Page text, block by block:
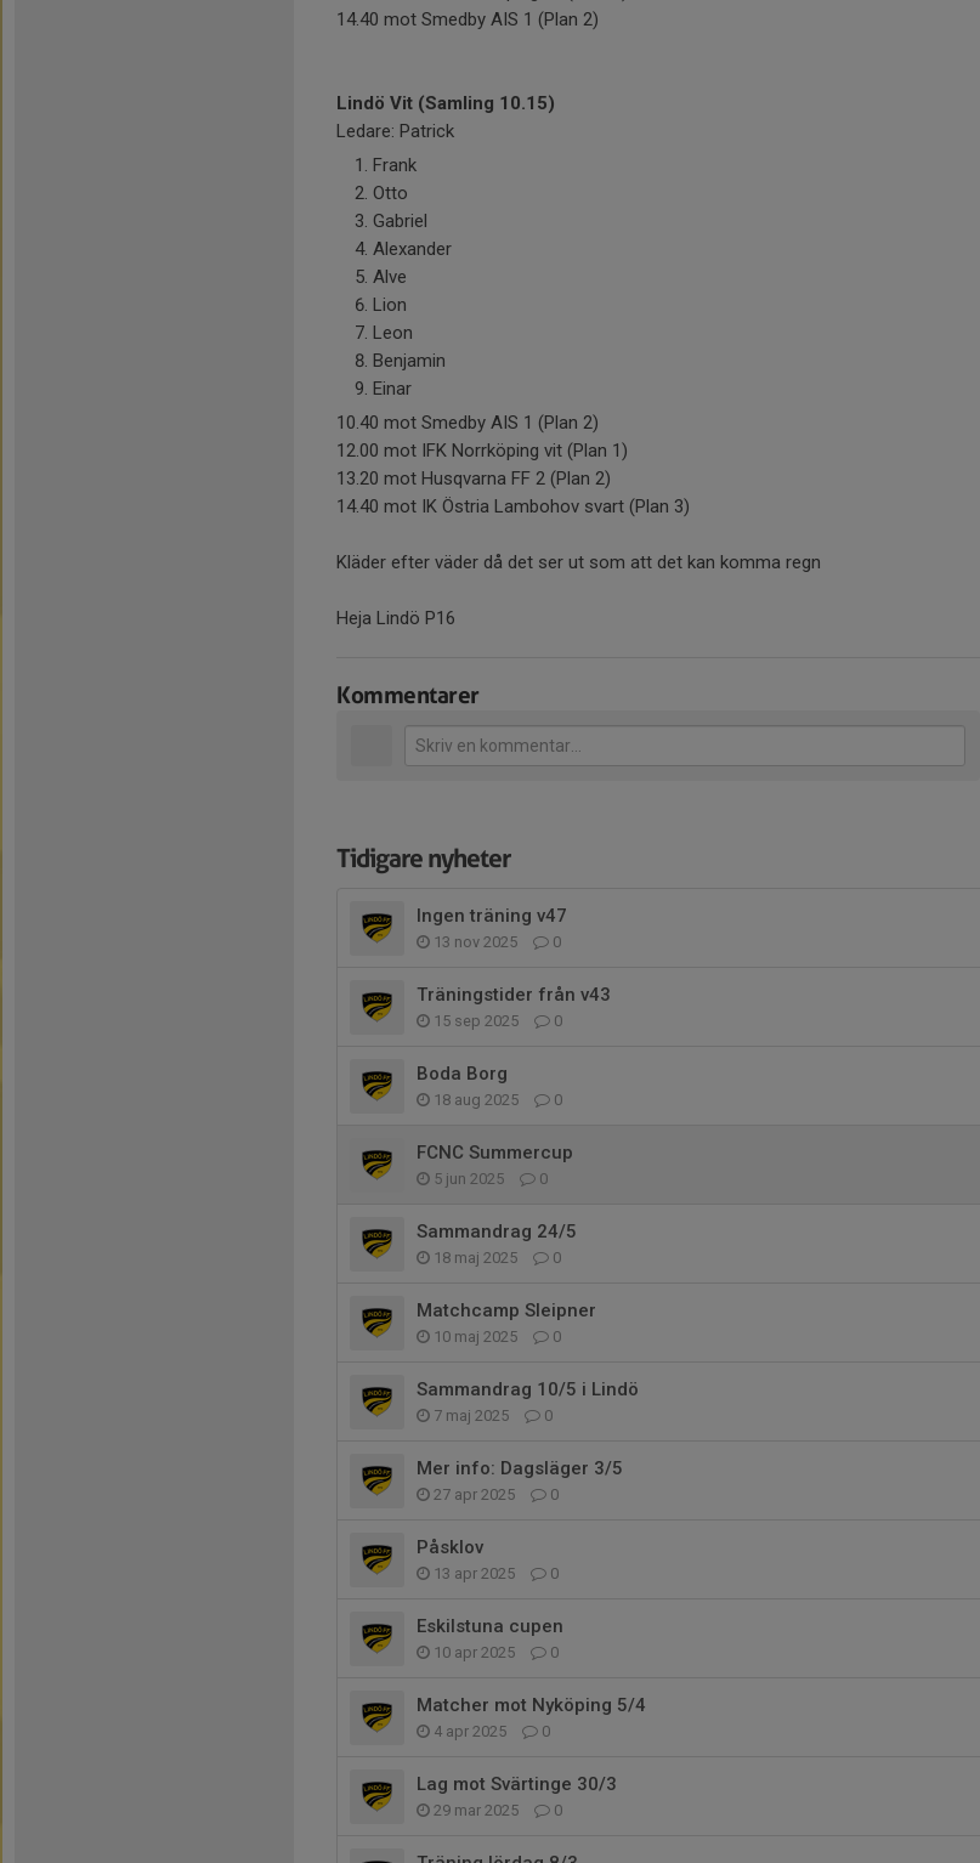
14.40 mot Smedby AIS 1 (Plan 2)
Lindö Vit (Samling 10.15)
Ledare: Patrick
Frank
Otto
Gabriel
Alexander
Alve
Lion
Leon
Benjamin
Einar
10.40 mot Smedby AIS 1 (Plan 2)
12.00 mot IFK Norrköping vit (Plan 1)
13.20 mot Husqvarna FF 2 (Plan 2)
14.40 mot IK Östria Lambohov svart (Plan 3)
Kläder efter väder då det ser ut som att det kan komma regn
Heja Lindö P16
Kommentarer
Tidigare nyheter
Ingen träning v47
13 nov 2025 0
Träningstider från v43
15 sep 2025 0
Boda Borg
18 aug 2025 0
FCNC Summercup
5 jun 2025 0
Sammandrag 24/5
18 maj 2025 0
Matchcamp Sleipner
10 maj 2025 0
Sammandrag 10/5 i Lindö
7 maj 2025 0
Mer info: Dagsläger 3/5
27 apr 2025 0
Påsklov
13 apr 2025 0
Eskilstuna cupen
10 apr 2025 0
Matcher mot Nyköping 5/4
4 apr 2025 0
Lag mot Svärtinge 30/3
29 mar 2025 0